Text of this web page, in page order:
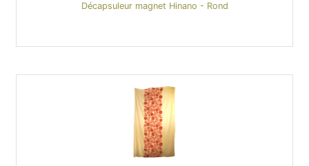
Décapsuleur magnet Hinano - Rond